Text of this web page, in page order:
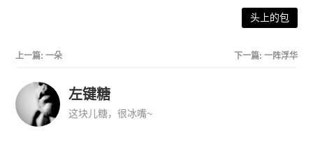
头上的包
上一篇:一朵 下一篇: 一阵浮华
左键糖
这块儿糖，很冰嘴~